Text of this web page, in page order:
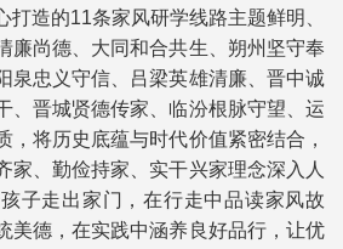
造的11条家风研学线路主题鲜明、
廉尚德、大同和合共生、朔州坚守奉
泉忠义守信、吕梁英雄清廉、晋中诚
、晋城贤德传家、临汾根脉守望、运
，将历史底蕴与时代价值紧密结合，
家、勤俭持家、实干兴家理念深入人
子走出家门，在行走中品读家风故
美德，在实践中涵养良好品行，让优